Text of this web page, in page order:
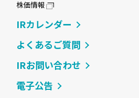
株価情報
IRカレンダー
よくあるご質問
IRお問い合わせ
電子公告